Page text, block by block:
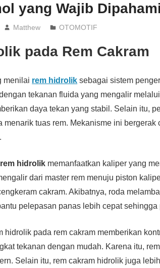
yang Wajib
Matthew OTOMOTIF
pada Rem Cakram
menilai rem hidrolik sebagai sistem
tekanan fluida yang mengalir
daya tekan yang stabil. Selain itu,
menarik tuas rem. Mekanisme ini
rem hidrolik memanfaatkan kaliper yang
dari master rem menuju piston
cakram. Akibatnya, roda
pelepasan panas lebih cepat sehingga
hidrolik pada rem cakram memberikan
tekanan dengan mudah. Karena itu,
Selain itu, rem cakram hidrolik juga